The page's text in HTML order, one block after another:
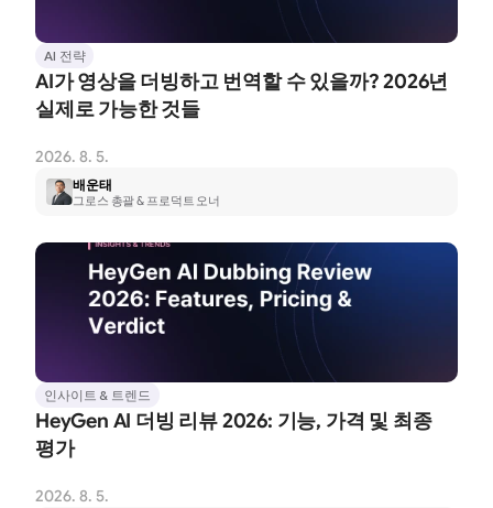
AI 전략
AI가 영상을 더빙하고 번역할 수 있을까? 2026년
실제로 가능한 것들
2026. 8. 5.
배운태
그로스 총괄 & 프로덕트 오너
인사이트 & 트렌드
HeyGen AI 더빙 리뷰 2026: 기능, 가격 및 최종
평가
2026. 8. 5.